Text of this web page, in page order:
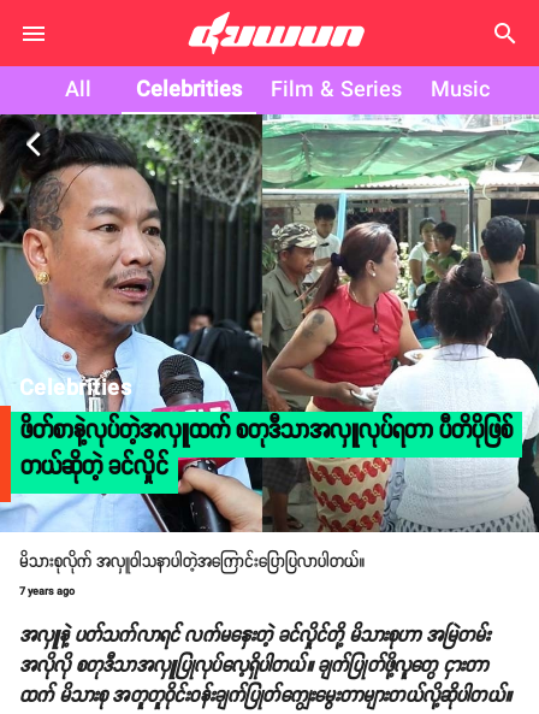
search
All Celebrities Film & Series Music
arrow_back_ios
Celebrities
ဖိတ်စာနဲ့လုပ်တဲ့အလှူထက် စတုဒီသာအလှူလုပ်ရတာ ပီတိပိုဖြစ်
တယ်ဆိုတဲ့ ခင်လှိုင်
မိသားစုလိုက် အလှူဝါသနာပါတဲ့အကြောင်းပြောပြလာပါတယ်။
7 years ago
အလှူနဲ့ ပတ်သက်လာရင် လက်မနှေးတဲ့ ခင်လှိုင်တို့ မိသားစုဟာ အမြဲတမ်း
အလိုလို စတုဒီသာအလှူပြုလုပ်လေ့ရှိပါတယ်။ ချက်ပြုတ်ဖို့လူတွေ ငှားတာ
ထက် မိသားစု အတူတူဝိုင်းဝန်းချက်ပြုတ်ကျွေးမွေးတာများတယ်လို့ဆိုပါတယ်။